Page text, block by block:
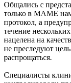
Общались с
только в МАМЕ нам
протокол, а
течение
нацелена на
не преследуют
распрощаться.
Специалисты